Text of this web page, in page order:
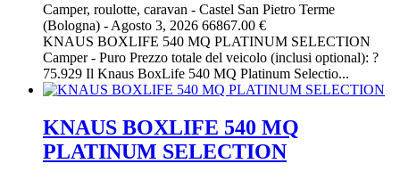
Camper, roulotte, caravan - Castel San Pietro Terme
(Bologna) - Agosto 3, 2026 66867.00 €
KNAUS BOXLIFE 540 MQ PLATINUM SELECTION
Camper - Puro Prezzo totale del veicolo (inclusi optional): ?
75.929 Il Knaus BoxLife 540 MQ Platinum Selectio...
KNAUS BOXLIFE 540 MQ
PLATINUM SELECTION